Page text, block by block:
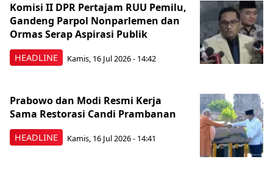
HEADLINE
Komisi II DPR Pertajam RUU Pemilu,
Gandeng Parpol Nonparlemen dan
Ormas Serap Aspirasi Publik
Kamis, 16 Jul 2026 - 14:42
HEADLINE
Prabowo dan Modi Resmi Kerja
Sama Restorasi Candi Prambanan
Kamis, 16 Jul 2026 - 14:41